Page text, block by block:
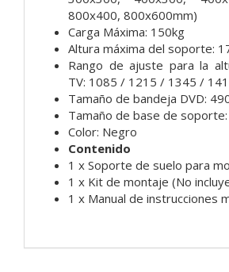
800x400, 800x600mm)
Carga Máxima: 150kg
Altura máxima del soporte:
Rango de ajuste para la
TV: 1085 / 1215 / 1345 /
Tamaño de bandeja DVD:
Tamaño de base de
Color: Negro
Contenido
1 x Soporte de suelo para
1 x Kit de montaje (No
1 x Manual de instrucciones